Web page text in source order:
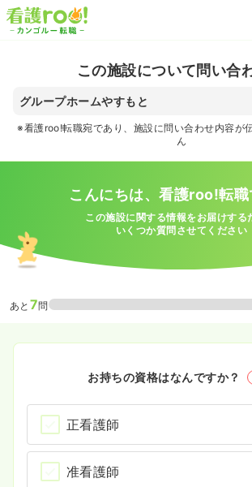
この施設について問い合
グループホームやすもと
※看護roo!転職宛であり、施設に問い合わせ内容が
ん
こんにちは、看護roo!転職
この施設に関する情報をお届けする
いくつか質問させてください
あと 7問
お持ちの資格はなんですか？
正看護師
准看護師